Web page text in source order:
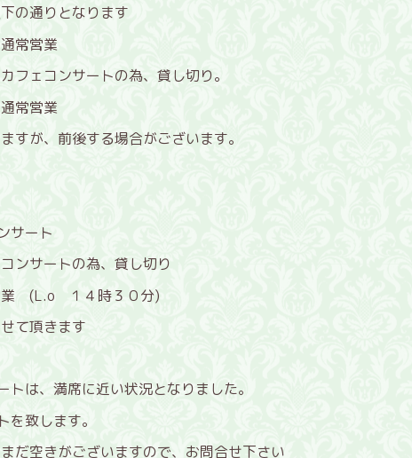
の通りとなります
常営業
ェコンサートの為、貸し切り。
常営業
すが、前後する場合がございます。
サート
サートの為、貸し切り
(L.o １４時３０分)
て頂きます
トは、満席に近い状況となりました。
致します。
だ空きがございますので、お問合せ下さい